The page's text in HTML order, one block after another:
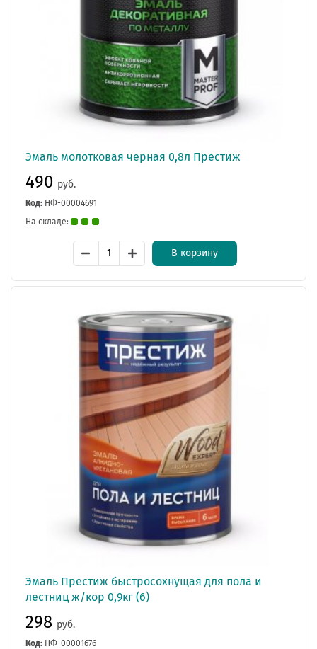
Эмаль молотковая черная 0,8л Престиж
490 руб.
Код: НФ-00004691
На складе:
В корзину
Эмаль Престиж быстросохнущая для пола и
лестниц ж/кор 0,9кг (6)
298 руб.
Код: НФ-00001676